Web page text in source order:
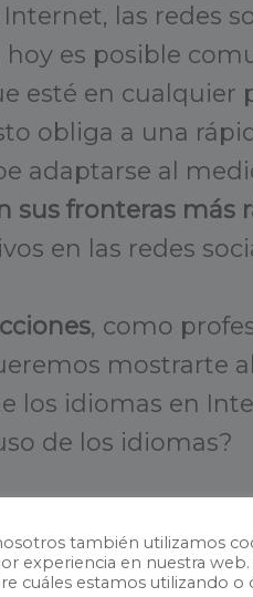
las redes
hoy es posible
esté en cualquier
obliga a una
adaptarse al
sus fronteras más
en las redes
, como
mostrarte
los idiomas en
de los idiomas?
de las
también utilizamos
experiencia en nuestra
cuáles estamos utilizando o